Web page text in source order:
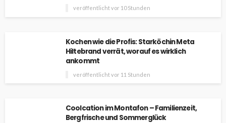
veröffentlicht vor 10 Stunden
Kochen wie die Profis: Starköchin Meta
Hiltebrand verrät, worauf es wirklich
ankommt
veröffentlicht vor 11 Stunden
Coolcation im Montafon – Familienzeit,
Bergfrische und Sommerglück